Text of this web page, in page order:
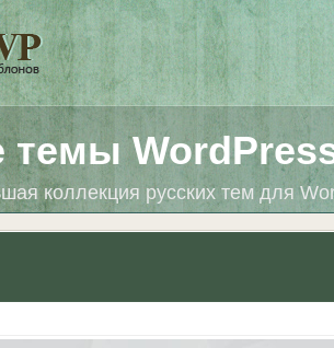
темы
коллекция русских тем для